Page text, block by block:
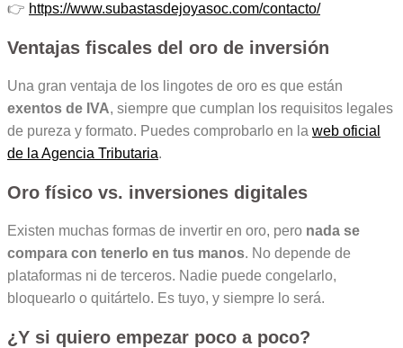
👉 https://www.subastasdejoyasoc.com/contacto/
Ventajas fiscales del oro de inversión
Una gran ventaja de los lingotes de oro es que están
exentos de IVA, siempre que cumplan los requisitos legales
de pureza y formato. Puedes comprobarlo en la web oficial
de la Agencia Tributaria.
Oro físico vs. inversiones digitales
Existen muchas formas de invertir en oro, pero nada se
compara con tenerlo en tus manos. No depende de
plataformas ni de terceros. Nadie puede congelarlo,
bloquearlo o quitártelo. Es tuyo, y siempre lo será.
¿Y si quiero empezar poco a poco?